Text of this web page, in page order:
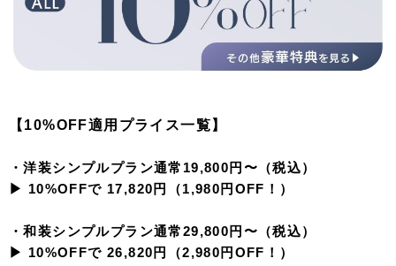
【10%OFF適用プライス一覧】
・洋装シンプルプラン通常19,800円〜（税込）
▶︎ 10%OFFで 17,820円（1,980円OFF！）
・和装シンプルプラン通常29,800円〜（税込）
▶︎ 10%OFFで 26,820円（2,980円OFF！）